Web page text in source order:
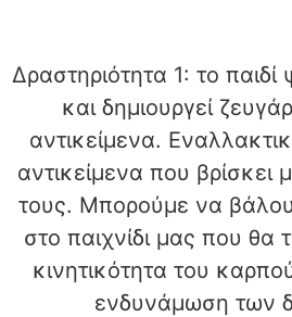
Δραστηριότητα 1: το παιδί
και δημιουργεί
αντικείμενα.
αντικείμενα που
τους. Μπορούμε να
στο παιχνίδι μας που θα
κινητικότητα του
ενδυνάμωση των